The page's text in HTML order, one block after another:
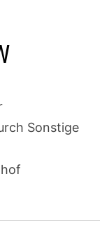
Sonstige